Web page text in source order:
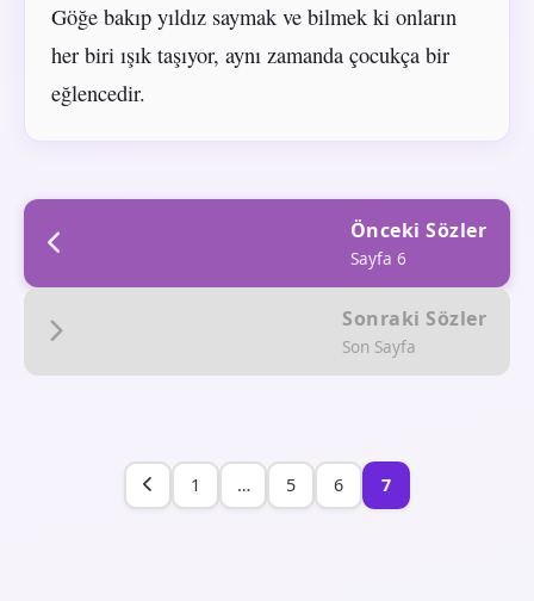
Göğe bakıp yıldız saymak ve bilmek ki onların
her biri ışık taşıyor, aynı zamanda çocukça bir
eğlencedir.
Önceki Sözler
Sayfa 6
Sonraki Sözler
Son Sayfa
1 … 5 6 7